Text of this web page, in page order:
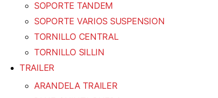
SOPORTE TANDEM
SOPORTE VARIOS SUSPENSION
TORNILLO CENTRAL
TORNILLO SILLIN
TRAILER
ARANDELA TRAILER